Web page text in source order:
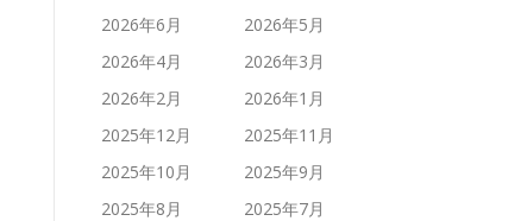
2026年6月
2026年5月
2026年4月
2026年3月
2026年2月
2026年1月
2025年12月
2025年11月
2025年10月
2025年9月
2025年8月
2025年7月